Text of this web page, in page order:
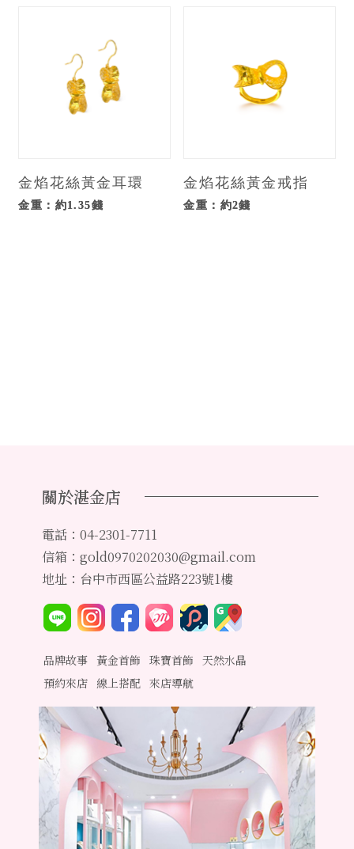
金焰花絲黃金耳環
金重：約1.35錢
金焰花絲黃金戒指
金重：約2錢
關於湛金店
電話：04-2301-7711
信箱：gold0970202030@gmail.com
地址：台中市西區公益路223號1樓
品牌故事 黃金首飾 珠寶首飾 天然水晶
預約來店
線上搭配 來店導航